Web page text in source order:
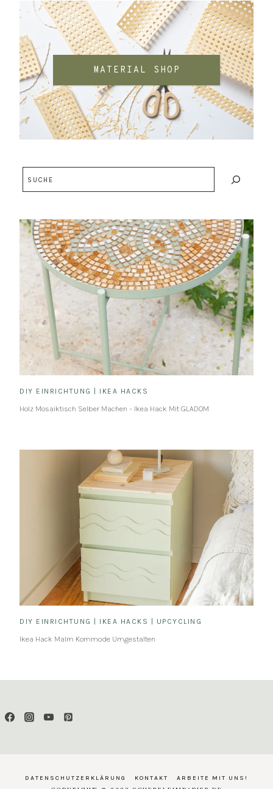
MATERIAL SHOP
DIY EINRICHTUNG | IKEA HACKS
Holz Mosaiktisch Selber Machen – Ikea Hack Mit GLADOM
DIY EINRICHTUNG | IKEA HACKS | UPCYCLING
Ikea Hack Malm Kommode Umgestalten
DATENSCHUTZERKLÄRUNG KONTAKT ARBEITE MIT UNS!